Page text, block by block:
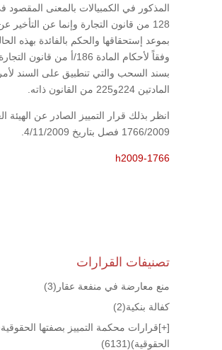
المذكور في الكمبيالات بالمعنى المقصود
128 من قانون التجارة وإنما عن التأخير
بموعد إستحقاقها والحكم بالفائدة بهذه
وفقاً لأحكام المادة 186/أ من قانون
بسند السحب والتي تنطبيق على السند لأمر
المادتين 224و225 من القانون ذاته.
انظر بذلك قرار التمييز الصادر عن الهيئة
1766/2009 فصل بتاريخ 4/11/2009.
h2009-1766
تصنيفات القرارات
منع معارضة في منفعة عقار (3)
كفالة بنكية(2)
[+]قرارات محكمة التمييز بصفتها
الحقوقية)(6131)